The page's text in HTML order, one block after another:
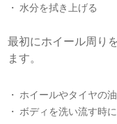
水分を拭き上げる
最初にホイール周り
ます。
ホイールやタイヤの
ボディを洗い流す時